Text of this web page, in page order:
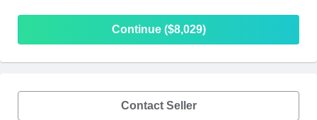
Continue ($8,029)
Contact Seller